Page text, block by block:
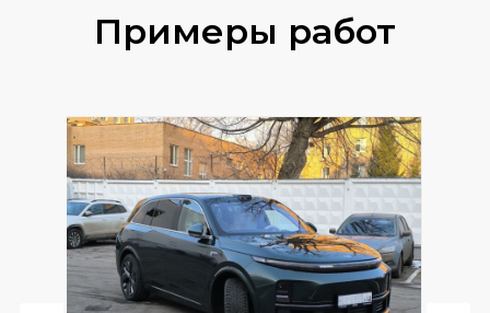
Примеры работ